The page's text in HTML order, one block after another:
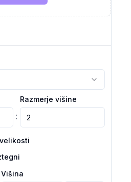
:
Razmerje višine
Višina